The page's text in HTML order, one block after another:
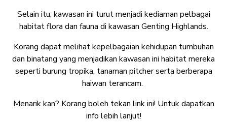
Selain itu, kawasan ini turut menjadi kediaman pelbagai
habitat flora dan fauna di kawasan Genting Highlands.
Korang dapat melihat kepelbagaian kehidupan tumbuhan
dan binatang yang menjadikan kawasan ini habitat mereka
seperti burung tropika, tanaman pitcher serta berberapa
haiwan terancam.
Menarik kan? Korang boleh tekan link ini! Untuk dapatkan
info lebih lanjut!